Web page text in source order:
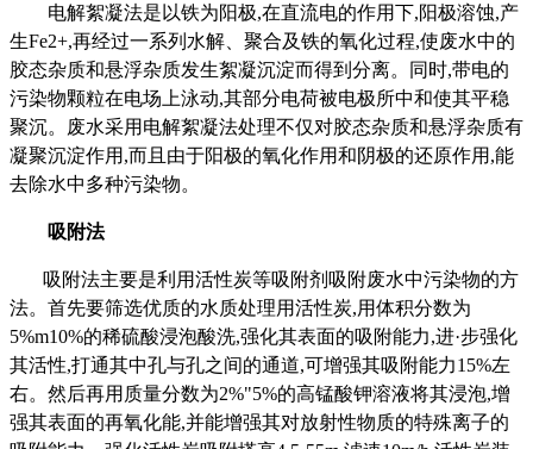
电解絮凝法是以铁为阳极,在直流电的作用下,阳极溶蚀,产
生Fe2+,再经过一系列水解、聚合及铁的氧化过程,使废水中的
胶态杂质和悬浮杂质发生絮凝沉淀而得到分离。同时,带电的
污染物颗粒在电场上泳动,其部分电荷被电极所中和使其平稳
聚沉。废水采用电解絮凝法处理不仅对胶态杂质和悬浮杂质有
凝聚沉淀作用,而且由于阳极的氧化作用和阴极的还原作用,能
去除水中多种污染物。
吸附法
吸附法主要是利用活性炭等吸附剂吸附废水中污染物的方
法。首先要筛选优质的水质处理用活性炭,用体积分数为
5%m10%的稀硫酸浸泡酸洗,强化其表面的吸附能力,进·步强化
其活性,打通其中孔与孔之间的通道,可增强其吸附能力15%左
右。然后再用质量分数为2%"5%的高锰酸钾溶液将其浸泡,增
强其表面的再氧化能,并能增强其对放射性物质的特殊离子的